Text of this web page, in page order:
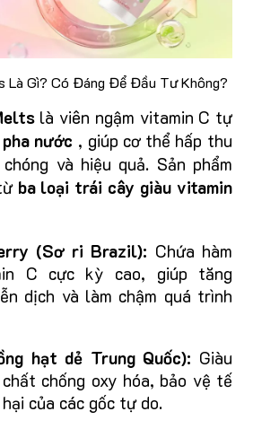
Là Gì? Có Đáng Để Đầu Tư Không?
là viên ngậm vitamin C tự
nước , giúp cơ thể hấp thu
và hiệu quả. Sản phẩm
ba loại trái cây giàu vitamin
(Sơ ri Brazil): Chứa hàm
C cực kỳ cao, giúp tăng
dịch và làm chậm quá trình
hạt dẻ Trung Quốc): Giàu
chống oxy hóa, bảo vệ tế
của các gốc tự do.